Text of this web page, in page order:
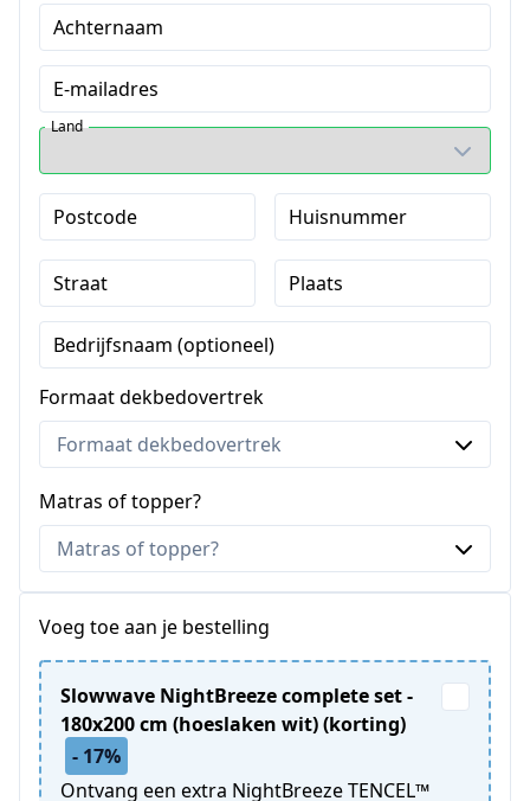
Achternaam
E-mailadres
Land
Postcode Huisnummer
Straat Plaats
Bedrijfsnaam (optioneel)
Formaat dekbedovertrek
Matras of topper?
Voeg toe aan je bestelling
Slowwave NightBreeze complete set -
180x200 cm (hoeslaken wit) (korting)
- 17%
Ontvang een extra NightBreeze TENCEL™